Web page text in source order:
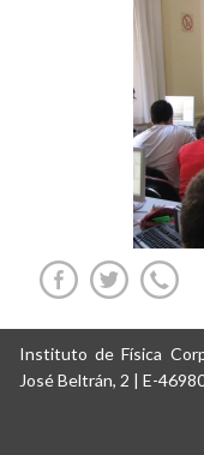
Instituto de Física
José Beltrán, 2 | E-